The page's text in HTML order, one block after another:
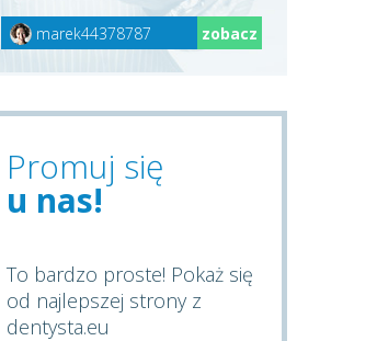
marek44378787 zobacz
Promuj się
u nas!
To bardzo proste! Pokaż się
od najlepszej strony z
dentysta.eu